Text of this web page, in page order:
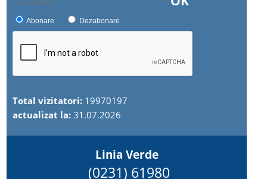
Abonare Dezabonare
Total vizitatori: 19970197
actualizat la:31.07.2026
Linia Verde
(0231) 61980